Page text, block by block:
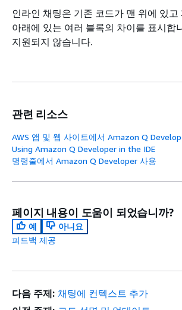
인라인 채팅은 기존 코드가 맨 위에 있고
아래에 있는 여러 블록의 차이를 표시합
지원되지 않습니다.
관련 리소스
AWS 앱 및 웹 사이트에서 Amazon Q
Using Amazon Q Developer in the IDE
명령줄에서 Amazon Q Developer 사용
페이지 내용이 도움이 되었습니까?
예
아니요
피드백 제공
다음 주제: 채팅에 컨텍스트 추가